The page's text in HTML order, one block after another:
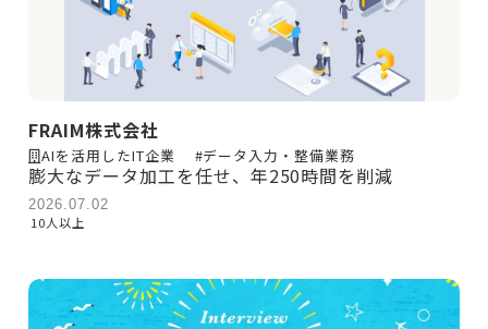
FRAIM株式会社
AIを活用したIT企業 #データ入力・整備業務
膨大なデータ加工を任せ、年250時間を削減
2026.07.02
10人以上